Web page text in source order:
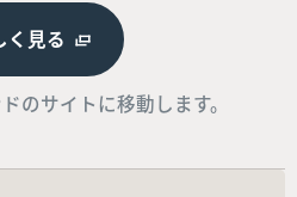
く見る
のサイトに移動します。